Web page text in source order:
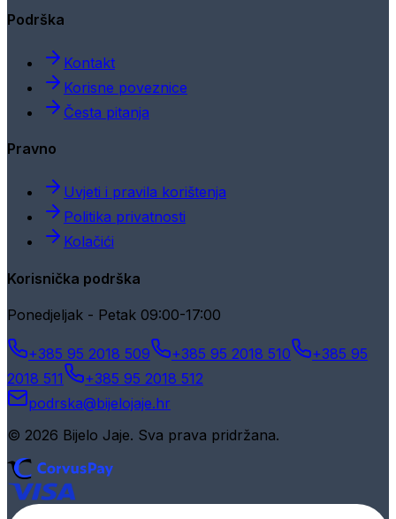
Podrška
Kontakt
Korisne poveznice
Česta pitanja
Pravno
Uvjeti i pravila korištenja
Politika privatnosti
Kolačići
Korisnička podrška
Ponedjeljak - Petak 09:00-17:00
+385 95 2018 509 +385 95 2018 510
+385 95
2018 511
+385 95 2018 512
podrska@bijelojaje.hr
© 2026 Bijelo Jaje. Sva prava pridržana.